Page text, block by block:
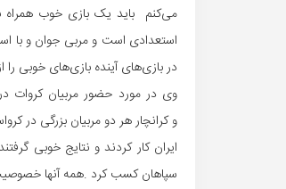
می‌کنم باید یک بازی خوب همراه
استعدادی است و مربی جوان و با
در بازی‌های آینده بازی‌های خوبی
وی در مورد حضور مربیان کروات در
و کرانچار هر دو مربیان بزرگی در
ایران کار کردند و نتایج خوبی
سپاهان کسب کرد .همه آنها خصوصیت